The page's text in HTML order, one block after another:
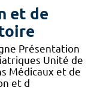
et de
Présentation
Unité de
Médicaux et de
et d